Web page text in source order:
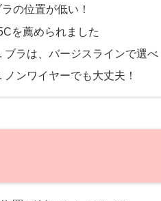
ラの位置が低い！
を薦められました
ブラは、バージスラインで選べ
ノンワイヤーでも大丈夫！